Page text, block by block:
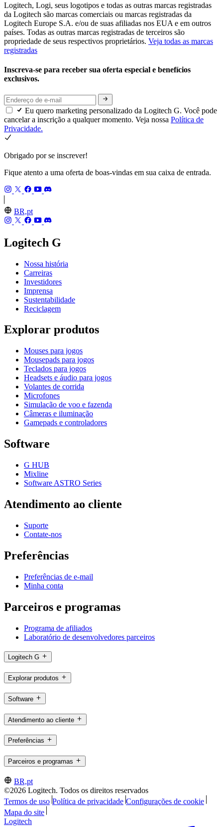
Logitech, Logi, seus logotipos e todas as outras marcas registradas
da Logitech são marcas comerciais ou marcas registradas da
Logitech Europe S.A. e/ou de suas afiliadas nos EUA e em outros
países. Todas as outras marcas registradas de terceiros são
propriedade de seus respectivos proprietários. Veja todas as marcas
registradas
Inscreva-se para receber sua oferta especial e benefícios
exclusivos.
Eu quero marketing personalizado da Logitech G. Você pode
cancelar a inscrição a qualquer momento. Veja nossa Política de
Privacidade.
Obrigado por se inscrever!
Fique atento a uma oferta de boas-vindas em sua caixa de entrada.
BR,pt
Logitech G
Nossa história
Carreiras
Investidores
Imprensa
Sustentabilidade
Reciclagem
Explorar produtos
Mouses para jogos
Mousepads para jogos
Teclados para jogos
Headsets e áudio para jogos
Volantes de corrida
Microfones
Simulação de voo e fazenda
Câmeras e iluminação
Gamepads e controladores
Software
G HUB
Mixline
Software ASTRO Series
Atendimento ao cliente
Suporte
Contate-nos
Preferências
Preferências de e-mail
Minha conta
Parceiros e programas
Programa de afiliados
Laboratório de desenvolvedores parceiros
Logitech G
Explorar produtos
Software
Atendimento ao cliente
Preferências
Parceiros e programas
BR,pt
©2026 Logitech. Todos os direitos reservados
Termos de uso Política de privacidade Configurações de cookie
Mapa do site
Logitech